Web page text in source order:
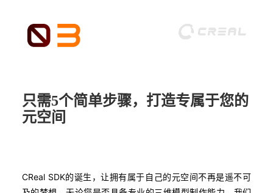
只需5个简单步骤，打造专属于您的
元空间
CReal SDK的诞生，让拥有属于自己的元空间不再是遥不可